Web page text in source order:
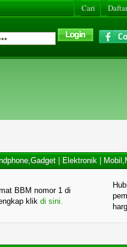
Cari
| Elektronik|
BBM nomor 1 di
klik di sini.